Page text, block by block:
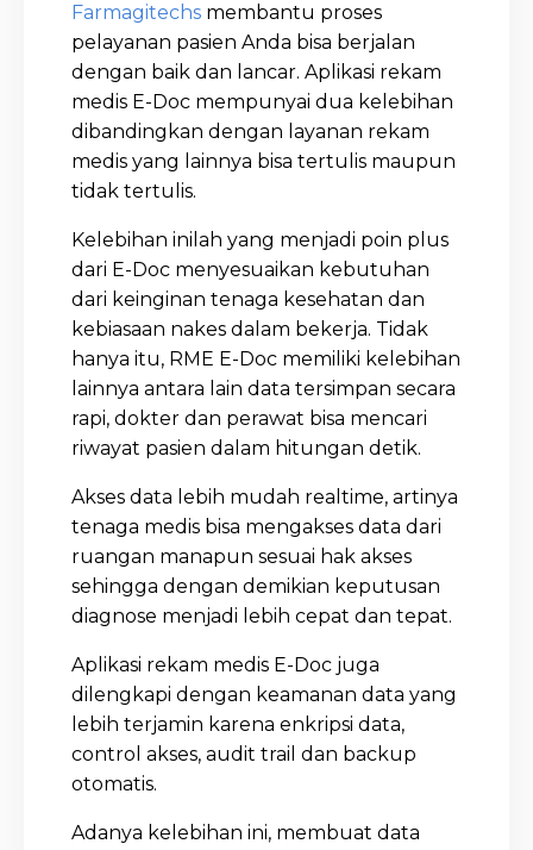
Farmagitechs membantu proses
pelayanan pasien Anda bisa berjalan
dengan baik dan lancar. Aplikasi rekam
medis E-Doc mempunyai dua kelebihan
dibandingkan dengan layanan rekam
medis yang lainnya bisa tertulis maupun
tidak tertulis.
Kelebihan inilah yang menjadi poin plus
dari E-Doc menyesuaikan kebutuhan
dari keinginan tenaga kesehatan dan
kebiasaan nakes dalam bekerja. Tidak
hanya itu, RME E-Doc memiliki kelebihan
lainnya antara lain data tersimpan secara
rapi, dokter dan perawat bisa mencari
riwayat pasien dalam hitungan detik.
Akses data lebih mudah realtime, artinya
tenaga medis bisa mengakses data dari
ruangan manapun sesuai hak akses
sehingga dengan demikian keputusan
diagnose menjadi lebih cepat dan tepat.
Aplikasi rekam medis E-Doc juga
dilengkapi dengan keamanan data yang
lebih terjamin karena enkripsi data,
control akses, audit trail dan backup
otomatis.
Adanya kelebihan ini, membuat data